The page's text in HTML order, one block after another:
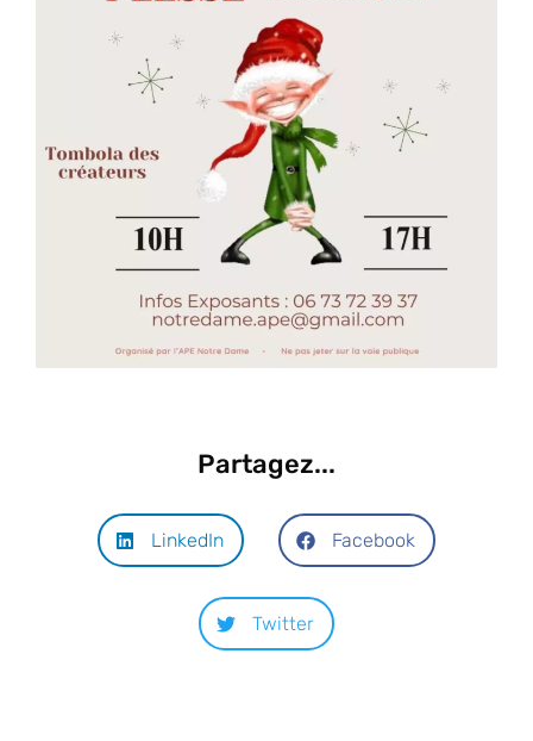
Partagez...
LinkedIn Facebook
Twitter